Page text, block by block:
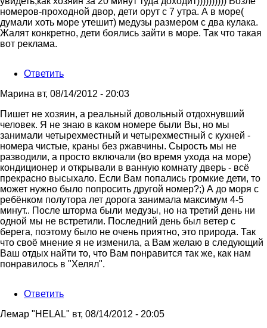
номеров-проходной двор, дети орут с 7 утра. А в море(
думали хоть море утешит) медузы размером с два кулака.
Жалят конкретно, дети боялись зайти в море. Так что такая
вот реклама.
Ответить
Марина вт, 08/14/2012 - 20:03
Ответ
на
Интересно,удалят
мой
отзыв?
от
Гость
Пишет не хозяин, а реальный довольный отдохнувший
человек. Я не знаю в каком номере были Вы, но мы
занимали четырехместный и четырехместный с кухней -
номера чистые, краны без ржавчины. Сырость мы не
разводили, а просто включали (во время ухода на море)
кондиционер и открывали в ванную комнату дверь - всё
прекрасно высыхало. Если Вам попались громкие дети, то
может нужно было попросить другой номер?;) А до моря с
ребёнком полутора лет дорога занимала максимум 4-5
минут.. После шторма были медузы, но на третий день ни
одной мы не встретили. Последний день был ветер с
берега, поэтому было не очень приятно, это природа. Так
что своё мнение я не изменила, а Вам желаю в следующий
Ваш отдых найти то, что Вам понравится так же, как нам
понравилось в "Хелял".
Ответить
Лемар "HELAL" вт, 08/14/2012 - 20:05